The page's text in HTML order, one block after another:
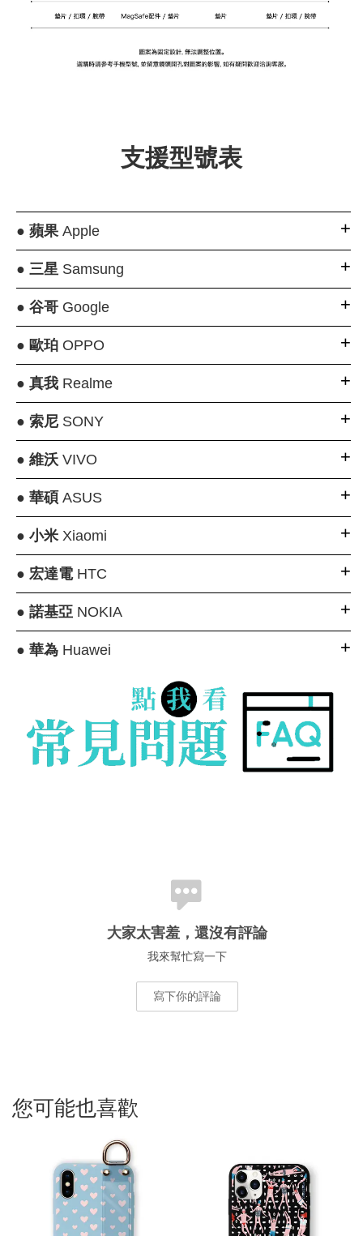
支援型號表
● 蘋果Apple
● 三星Samsung
● 谷哥Google
● 歐珀OPPO
● 真我Realme
● 索尼SONY
● 維沃VIVO
● 華碩 ASUS
● 小米Xiaomi
● 宏達電HTC
● 諾基亞NOKIA
● 華為Huawei
大家太害羞，還沒有評論
我來幫忙寫一下
寫下你的評論
您可能也喜歡